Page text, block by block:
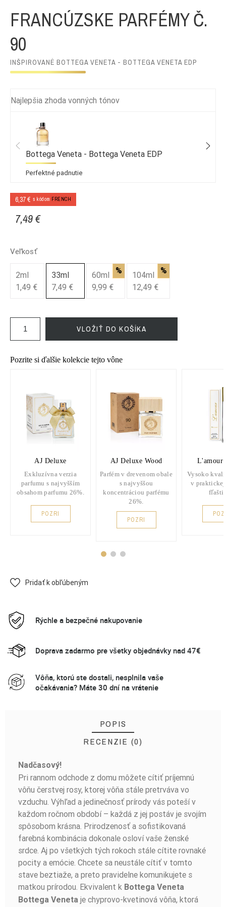
FRANCÚZSKE PARFÉMY Č.
90
INŠPIROVANÉ BOTTEGA VENETA - BOTTEGA VENETA EDP
Najlepšia zhoda vonných tónov
Bottega Veneta - Bottega Veneta EDP
Perfektné padnutie
6,37 € s kódom FRENCH
7,49 €
Veľkosť
2ml
1,49 €
33ml
7,49 €
60ml %
9,99 €
104ml %
12,49 €
VLOŽIŤ DO KOŠÍKA
Pozrite si ďalšie kolekcie tejto vône
AJ Deluxe
Exkluzívna verzia
parfumu s najvyšším
obsahom parfumu 26%.
POZRI
AJ Deluxe Wood
Parfém v drevenom obale
s najvyššou
koncentráciou parfému
26%.
POZRI
L'amour
Vysoko
v
Pridať k obľúbeným
Rýchle a bezpečné nakupovanie
Doprava zadarmo pre všetky objednávky nad 47€
Vôňa, ktorú ste dostali, nesplnila vaše
očakávania? Máte 30 dní na vrátenie
POPIS
RECENZIE (0)
Nadčasový!
Pri rannom odchode z domu môžete cítiť príjemnú
vôňu čerstvej rosy, ktorej vôňa stále pretrváva vo
vzduchu. Výhľad a jedinečnosť prírody vás poteší v
každom ročnom období – každá z jej postáv je svojím
spôsobom krásna. Prirodzenosť a sofistikovaná
farebná kombinácia dokonale osloví vaše ženské
srdce. Aj po všetkých tých rokoch stále cítite rovnaké
pocity a emócie. Chcete sa neustále cítiť v tomto
stave beztiaže, a preto pravidelne komunikujete s
matkou prírodou. Ekvivalent k Bottega Veneta
Bottega Veneta je chyprovo-kvetinová vôňa, ktorá
BUĎTE PRVÝ, KTO NAPÍŠE RECENZIU!